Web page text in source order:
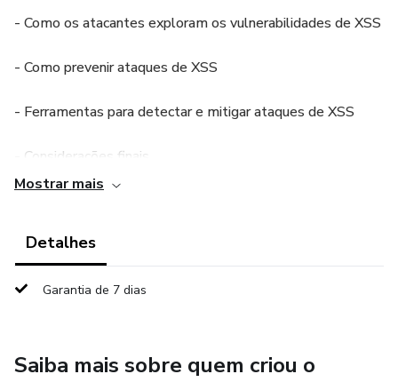
- Como os atacantes exploram os vulnerabilidades de XSS
- Como prevenir ataques de XSS
- Ferramentas para detectar e mitigar ataques de XSS
- Considerações finais
Mostrar mais
Detalhes
Garantia de 7 dias
Saiba mais sobre quem criou o